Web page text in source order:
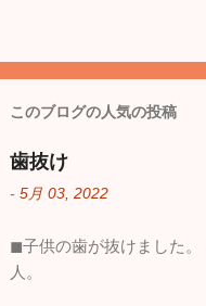
このブログの人気の投稿
歯抜け
- 5月 03, 2022
◼︎子供の歯が抜けました
人。